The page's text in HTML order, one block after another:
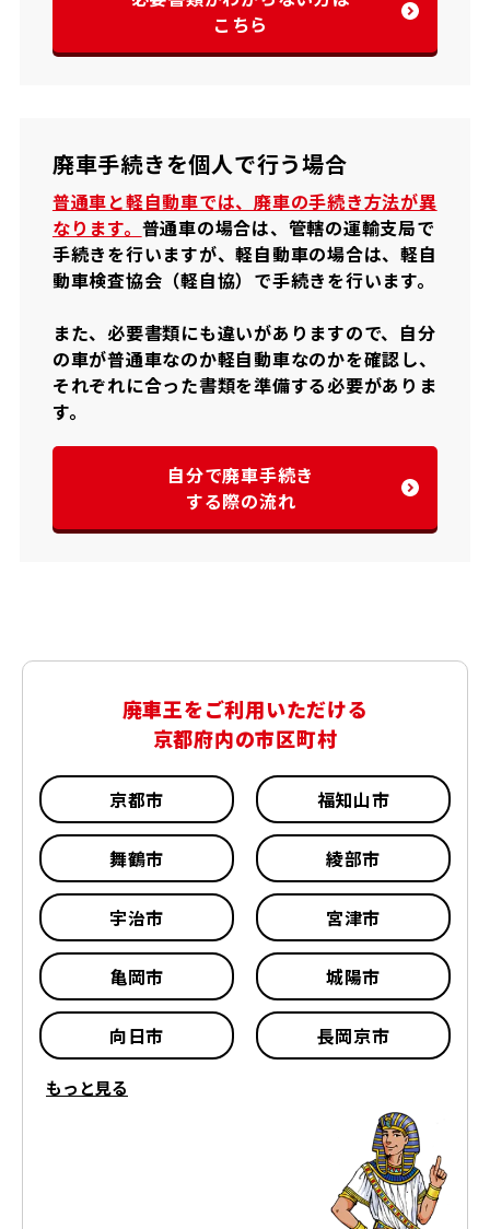
こちら
廃車手続きを個人で行う場合
普通車と軽自動車では、廃車の手続き方法が異
なります。 普通車の場合は、管轄の運輸支局で
手続きを行いますが、軽自動車の場合は、軽自
動車検査協会（軽自協）で手続きを行います。
また、必要書類にも違いがありますので、自分
の車が普通車なのか軽自動車なのかを確認し、
それぞれに合った書類を準備する必要がありま
す。
自分で廃車手続き
する際の流れ
廃車王をご利用いただける
京都府内の市区町村
京都市 福知山市
舞鶴市 綾部市
宇治市 宮津市
亀岡市 城陽市
向日市 長岡京市
八幡市
南丹市
乙訓郡 大山崎町
もっと見る